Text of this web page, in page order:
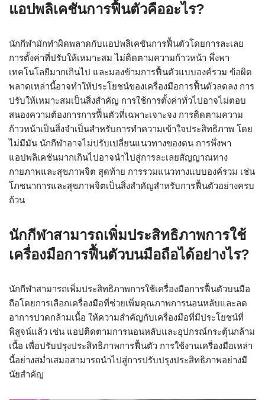
แอปพลิเคชันการฟื้นตัวคืออะไร?
นักกีฬามักทำผิดพลาดกับแอปพลิเคชันการฟื้นตัวโดยการละเลย
การตั้งค่าที่ปรับให้เหมาะสม ไม่ติดตามความก้าวหน้า พึ่งพา
เทคโนโลยีมากเกินไป และมองข้ามการฟื้นตัวแบบองค์รวม ข้อผิด
พลาดเหล่านี้อาจทำให้ประโยชน์ของเครื่องมือการฟื้นตัวลดลง การ
ปรับให้เหมาะสมเป็นสิ่งสำคัญ การใช้การตั้งค่าทั่วไปอาจไม่ตอบ
สนองความต้องการการฟื้นตัวที่เฉพาะเจาะจง การติดตามความ
ก้าวหน้าเป็นสิ่งจำเป็นสำหรับการทำความเข้าใจประสิทธิภาพ โดย
ไม่มีมัน นักกีฬาอาจไม่ปรับเปลี่ยนแนวทางของตน การพึ่งพา
แอปพลิเคชันมากเกินไปอาจนำไปสู่การละเลยสัญญาณทาง
กายภาพและสุขภาพจิต สุดท้าย การรวมแนวทางแบบองค์รวม เช่น
โภชนาการและสุขภาพจิตเป็นสิ่งสำคัญสำหรับการฟื้นตัวอย่างครบ
ถ้วน
นักกีฬาสามารถเพิ่มประสิทธิภาพการใช้
เครื่องมือการฟื้นตัวบนมือถือได้อย่างไร?
นักกีฬาสามารถเพิ่มประสิทธิภาพการใช้เครื่องมือการฟื้นตัวบนมือ
ถือโดยการเลือกเครื่องมือที่ช่วยเพิ่มคุณภาพการนอนหลับและลด
อาการปวดกล้ามเนื้อ ให้ความสำคัญกับเครื่องมือที่มีประโยชน์ที่
พิสูจน์แล้ว เช่น แอปติดตามการนอนหลับและอุปกรณ์กระตุ้นกล้าม
เนื้อ เพื่อปรับปรุงประสิทธิภาพการฟื้นตัว การใช้งานเครื่องมือเหล่า
นี้อย่างสม่ำเสมอสามารถนำไปสู่การปรับปรุงประสิทธิภาพอย่างมี
นัยสำคัญ